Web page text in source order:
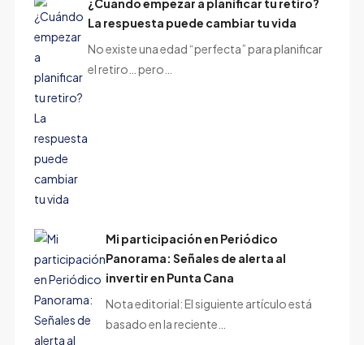
¿Cuándo empezar a planificar tu retiro?
La respuesta puede cambiar tu vida
No existe una edad “perfecta” para planificar
el retiro… pero…
Mi participación en Periódico
Panorama: Señales de alerta al
invertir en Punta Cana
Nota editorial: El siguiente artículo está
basado en la reciente…